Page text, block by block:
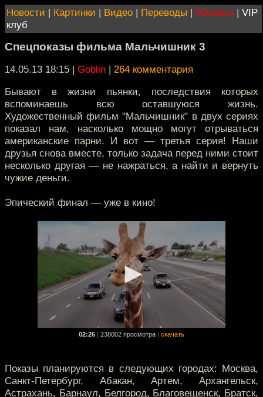
Новости | Картинки | Видео | Переводы | Магазин | VIP
клуб
Спецпоказы фильма Мальчишник 3
14.05.13 18:15 | Goblin | 264 комментария
Бывают в жизни пьянки, последствия которых
вспоминаешь всю оставшуюся жизнь.
Художественный фильм "Мальчишник" в двух сериях
показал нам, насколько мощно могут отрываться
американские парни. И вот — третья серия! Наши
друзья снова вместе, только задача перед ними стоит
несколько другая — не нажраться, а найти и вернуть
чужие деньги.
Эпический финал — уже в кино!
02:26 238002 просмотра скачать
Показы планируются в следующих городах: Москва,
Санкт-Петербург, Абакан, Артем, Архангельск,
Астрахань, Барнаул, Белгород, Благовещенск, Братск,